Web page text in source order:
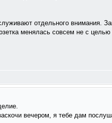
отдельного внимания.
менялась совсем не с целью
вечером, я тебе дам